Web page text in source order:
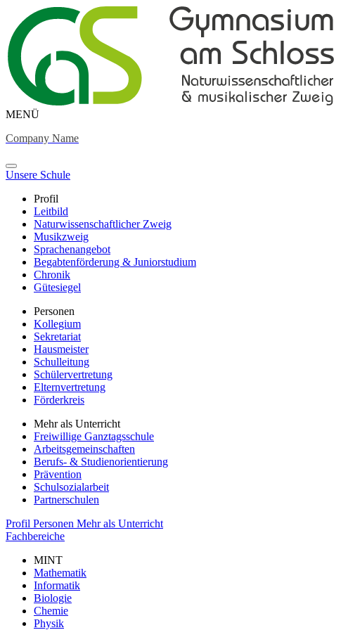
MENÜ
Company Name
Unsere Schule
Profil
Leitbild
Naturwissenschaftlicher Zweig
Musikzweig
Sprachenangebot
Begabtenförderung & Juniorstudium
Chronik
Gütesiegel
Personen
Kollegium
Sekretariat
Hausmeister
Schulleitung
Schülervertretung
Elternvertretung
Förderkreis
Mehr als Unterricht
Freiwillige Ganztagsschule
Arbeitsgemeinschaften
Berufs- & Studienorientierung
Prävention
Schulsozialarbeit
Partnerschulen
Profil Personen Mehr als Unterricht
Fachbereiche
MINT
Mathematik
Informatik
Biologie
Chemie
Physik